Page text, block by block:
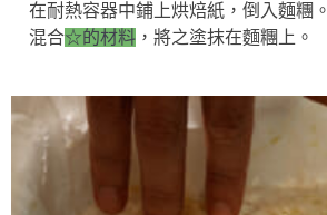
在耐熱容器中鋪上烘焙紙，倒入麵糰。
混合☆的材料 ，將之塗抹在麵糰上。